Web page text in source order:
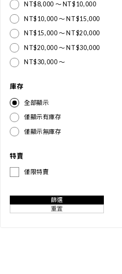
NT$8,000 ～ NT$10,000
NT$10,000 ～ NT$15,000
NT$15,000 ～ NT$20,000
NT$20,000 ～ NT$30,000
NT$30,000 ～
庫存
全部顯示
僅顯示有庫存
僅顯示無庫存
特賣
僅限特賣
篩選
重置